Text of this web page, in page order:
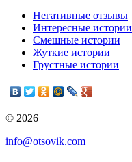
Негативные отзывы
Интересные истории
Смешные истории
Жуткие истории
Грустные истории
© 2026
info@otsovik.com